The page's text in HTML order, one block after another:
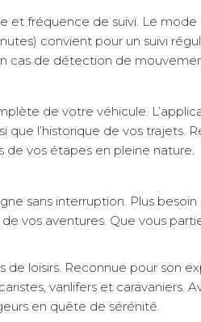
fréquence de suivi. Le mode
convient pour un suivi
cas de détection de
de votre véhicule.
l’historique de vos trajets.
de vos étapes en pleine nature.
sans interruption. Plus
vos aventures. Que vous
loisirs. Reconnue pour son
vanlifers et caravaniers.
en quête de sérénité.